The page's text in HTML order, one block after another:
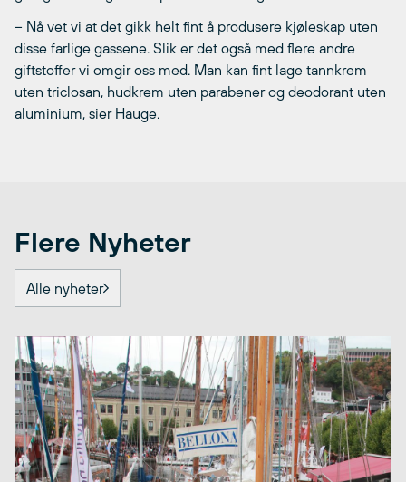
– Nå vet vi at det gikk helt fint å produsere kjøleskap uten
disse farlige gassene. Slik er det også med flere andre
giftstoffer vi omgir oss med. Man kan fint lage tannkrem
uten triclosan, hudkrem uten parabener og deodorant uten
aluminium, sier Hauge.
Flere Nyheter
Alle nyheter